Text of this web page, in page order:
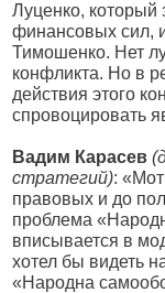
Луценко, который
финансовых сил,
Тимошенко. Нет
конфликта. Но в
действия этого
спровоцировать
Вадим Карасев
стратегий):
правовых и до
проблема
вписывается в
хотел бы видеть
«Народна